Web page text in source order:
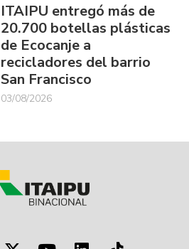
ITAIPU entregó más de
20.700 botellas plásticas
de Ecocanje a
recicladores del barrio
San Francisco
03/08/2026